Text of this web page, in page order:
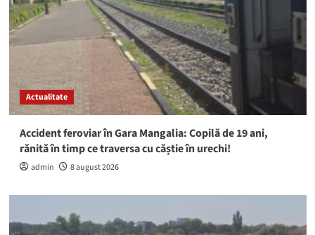
Actualitate
Accident feroviar în Gara Mangalia: Copilă de 19 ani,
rănită în timp ce traversa cu căștie în urechi!
admin 8 august 2026